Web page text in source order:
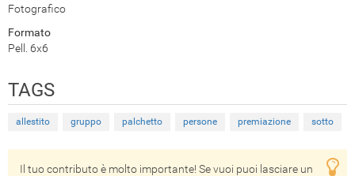
Fotografico
Formato
Pell. 6x6
TAGS
allestito gruppo palchetto persone premiazione sotto
Il tuo contributo è molto importante! Se vuoi puoi lasciare un